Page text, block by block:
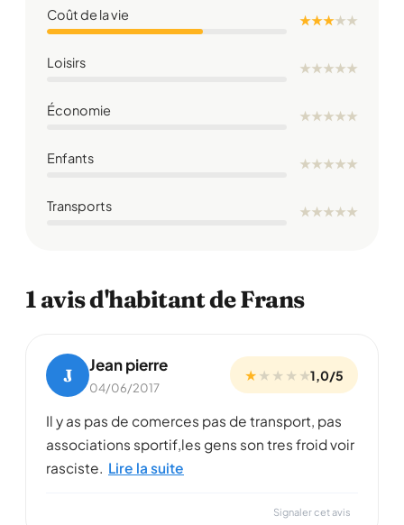
Coût de la vie ★ ★ ★★★
Loisirs ★★★★★
Économie ★★★★★
Enfants ★★★★★
Transports ★★★★★
1 avis d'habitant de Frans
J Jean pierre
04/06/2017
★★ ★ ★ ★1,0/5
Il y as pas de comerces pas de transport, pas
associations sportif,les gens son tres froid voir
rasciste. Lire la suite
Signaler cet avis